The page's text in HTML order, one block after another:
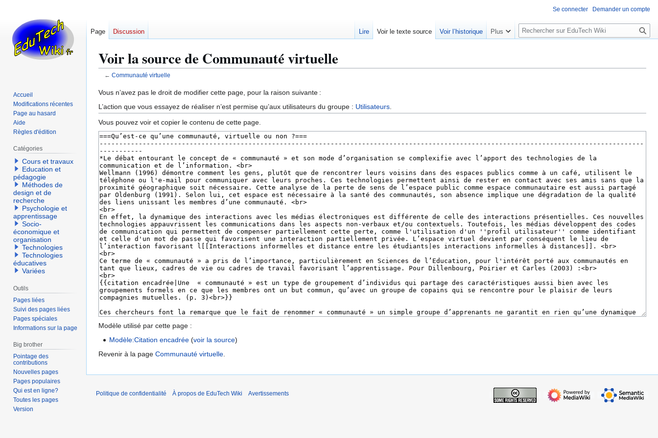
Voir la source de Communauté virtuelle
← Communauté virtuelle
Aller
à
la
navigation
Aller
à
la
recherche
Vous n’avez pas le droit de modifier cette page, pour la raison suivante :
L’action que vous essayez de réaliser n’est permise qu’aux utilisateurs du groupe : Utilisateurs
Vous pouvez voir et copier le contenu de cette page.
Modèle utilisé par cette page :
Modèle:Citation encadrée (voir la source)
Revenir à la page Communauté virtuelle
Se connecter Demander un compte
Page Discussion Lire Voir le texte source Voir l’historique Plus
R
e
e
r
Accueil
Modifications récentes
Page au hasard
Aide
Règles d'édition
Catégories
Cours et travaux
Education et
pédagogie
Méthodes de
design et de
recherche
Psychologie et
apprentissage
Socio-
économique et
organisation
Technologies
Technologies
éducatives
Variées
Outils
Pages liées
Suivi des pages liées
Pages spéciales
Informations sur la page
Big brother
Pointage des
contributions
Nouvelles pages
Pages populaires
Qui est en ligne?
Toutes les pages
Version
Politique de confidentialité À propos de EduTech Wiki Avertissements